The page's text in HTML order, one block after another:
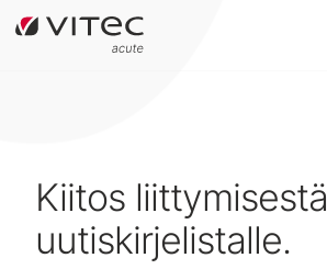
Kiitos liittymisestä
uutiskirjelistalle.